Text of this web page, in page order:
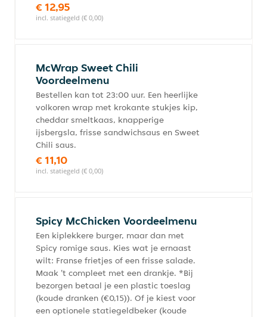
€ 12,95
incl. statiegeld (€ 0,00)
McWrap Sweet Chili
Voordeelmenu
Bestellen kan tot 23:00 uur. Een heerlijke
volkoren wrap met krokante stukjes kip,
cheddar smeltkaas, knapperige
ijsbergsla, frisse sandwichsaus en Sweet
Chili saus.
€ 11,10
incl. statiegeld (€ 0,00)
Spicy McChicken Voordeelmenu
Een kiplekkere burger, maar dan met
Spicy romige saus. Kies wat je ernaast
wilt: Franse frietjes of een frisse salade.
Maak 't compleet met een drankje. *Bij
bezorgen betaal je een plastic toeslag
(koude dranken (€0,15)). Of je kiest voor
een optionele statiegeldbeker (koude